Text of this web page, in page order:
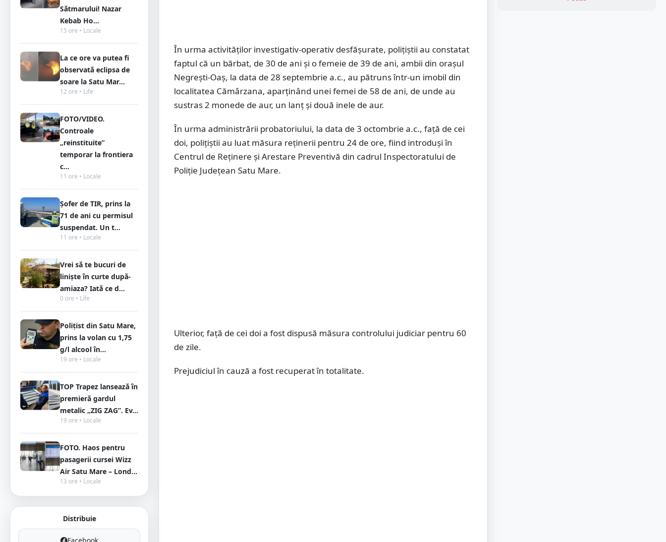
Sătmarului! Nazar
Kebab Ho...
15 ore • Locale
La ce ore va putea fi
observată eclipsa de
soare la Satu Mar...
12 ore • Life
FOTO/VIDEO.
Controale
„reinstituite”
temporar la frontiera
c...
11 ore • Locale
Șofer de TIR, prins la
71 de ani cu permisul
suspendat. Un t...
11 ore • Locale
Vrei să te bucuri de
liniște în curte după-
amiaza? Iată ce d...
0 ore • Life
Polițist din Satu Mare,
prins la volan cu 1,75
g/l alcool în...
19 ore • Locale
TOP Trapez lansează în
premieră gardul
metalic „ZIG ZAG”. Ev...
19 ore • Locale
FOTO. Haos pentru
pasagerii cursei Wizz
Air Satu Mare – Lond...
13 ore • Locale
Distribuie
În urma activităților investigativ-operativ desfășurate, polițiștii au constatat
faptul că un bărbat, de 30 de ani și o femeie de 39 de ani, ambii din orașul
Negrești-Oaș, la data de 28 septembrie a.c., au pătruns într-un imobil din
localitatea Cămârzana, aparținând unei femei de 58 de ani, de unde au
sustras 2 monede de aur, un lanț și două inele de aur.
În urma administrării probatoriului, la data de 3 octombrie a.c., față de cei
doi, polițiștii au luat măsura reținerii pentru 24 de ore, fiind introduși în
Centrul de Reținere și Arestare Preventivă din cadrul Inspectoratului de
Poliție Județean Satu Mare.
Ulterior, față de cei doi a fost dispusă măsura controlului judiciar pentru 60
de zile.
Prejudiciul în cauză a fost recuperat în totalitate.